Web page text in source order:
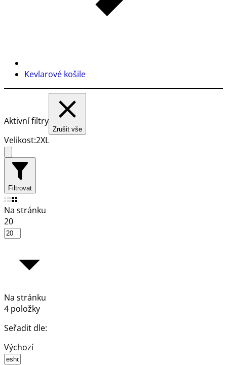
Kevlarové košile
Aktivní filtry
Zrušit vše
Velikost:2XL
Filtrovat
Na stránku
20
Na stránku
4 položky
Seřadit dle:
Výchozí